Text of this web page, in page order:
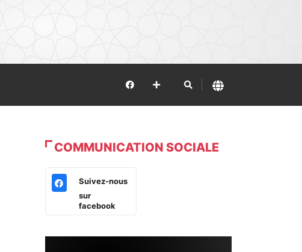
COMMUNICATION SOCIALE
Suivez-nous
sur
facebook